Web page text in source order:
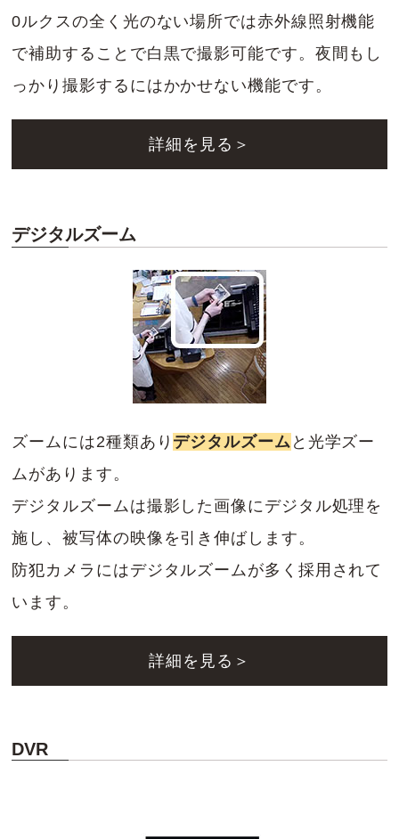
0ルクスの全く光のない場所では赤外線照射機能
で補助することで白黒で撮影可能です。夜間もし
っかり撮影するにはかかせない機能です。
詳細を見る＞
デジタルズーム
ズームには2種類あり デジタルズーム と光学ズー
ムがあります。
デジタルズームは撮影した画像にデジタル処理を
施し、被写体の映像を引き伸ばします。
防犯カメラにはデジタルズームが多く採用されて
います。
詳細を見る＞
DVR